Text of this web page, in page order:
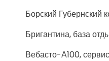
Борский Губернский
Бригантина, база
Вебасто-А100,